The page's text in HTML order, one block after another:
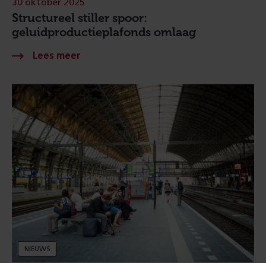
Structureel stiller spoor:
geluidproductieplafonds omlaag
30 oktober 2025
NIEUWS